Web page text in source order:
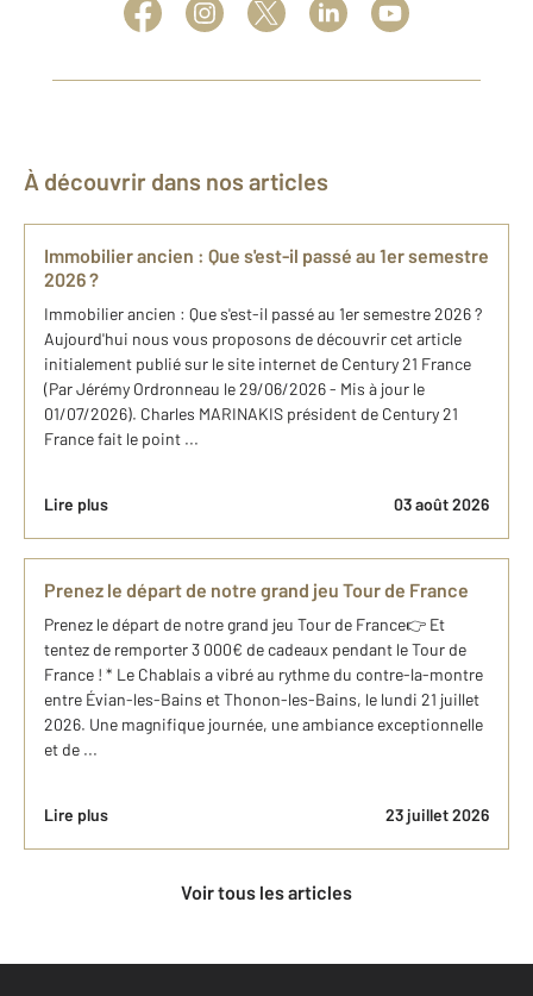
À découvrir dans nos articles
Immobilier ancien : Que s'est-il passé au 1er semestre
2026 ?
Immobilier ancien : Que s'est-il passé au 1er semestre 2026 ?
Aujourd'hui nous vous proposons de découvrir cet article
initialement publié sur le site internet de Century 21 France
(Par Jérémy Ordronneau le 29/06/2026 - Mis à jour le
01/07/2026). Charles MARINAKIS président de Century 21
France fait le point ...
Lire plus 03 août 2026
Prenez le départ de notre grand jeu Tour de France
Prenez le départ de notre grand jeu Tour de France👉 Et
tentez de remporter 3 000€ de cadeaux pendant le Tour de
France ! * Le Chablais a vibré au rythme du contre-la-montre
entre Évian-les-Bains et Thonon-les-Bains, le lundi 21 juillet
2026. Une magnifique journée, une ambiance exceptionnelle
et de ...
Lire plus 23 juillet 2026
Voir tous les articles